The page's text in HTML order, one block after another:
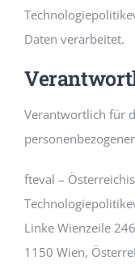
Daten verarbeitet.
Verantwortlich für
fteval –
Linke Wienzeile
1150 Wien,